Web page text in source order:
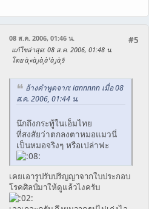
#5
08 ส.ค. 2006, 01:46 น.
แก้ไขล่าสุด: 08 ส.ค. 2006, 01:48 น.
โดย à¸«à¸¡à¸­à¹à¸¡à¸§
อ้างคำพูดจาก: iannnnn เมื่อ 08
ส.ค. 2006, 01:44 น.
นึกถึงกระทู้ในเอ็มไทย
ที่สงสัยว่าตกลงตาหมอแมวนี่
เป็นหมอจริงๆ หรือเปล่าฟะ
เคยเอารูปรับปริญญาจากใบประกอบ
โรคศิลป์มาให้ดูแล้วไงครับ